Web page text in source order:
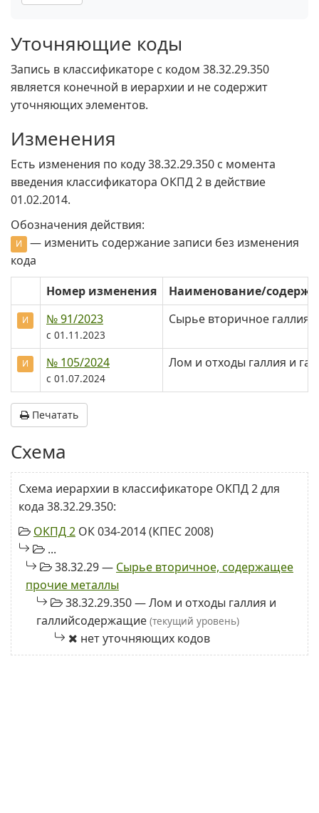
Уточняющие коды
Запись в классификаторе с кодом 38.32.29.350
является конечной в иерархии и не содержит
уточняющих элементов.
Изменения
Есть изменения по коду 38.32.29.350 c момента
введения классификатора ОКПД 2 в действие
01.02.2014.
Обозначения действия:
И
— изменить содержание записи без изменения
кода
Номер изменения
Наименование/
И № 91/2023
с 01.11.2023
Сырье вторичное галлия
И № 105/2024
с 01.07.2024
Лом и отходы галлия и
Печатать
Схема
Схема иерархии в классификаторе ОКПД 2 для
кода 38.32.29.350:
ОКПД 2 ОК 034-2014 (КПЕС 2008)
...
38.32.29 — Сырье вторичное, содержащее
прочие металлы
38.32.29.350 — Лом и отходы галлия и
галлийсодержащие (текущий уровень)
нет уточняющих кодов